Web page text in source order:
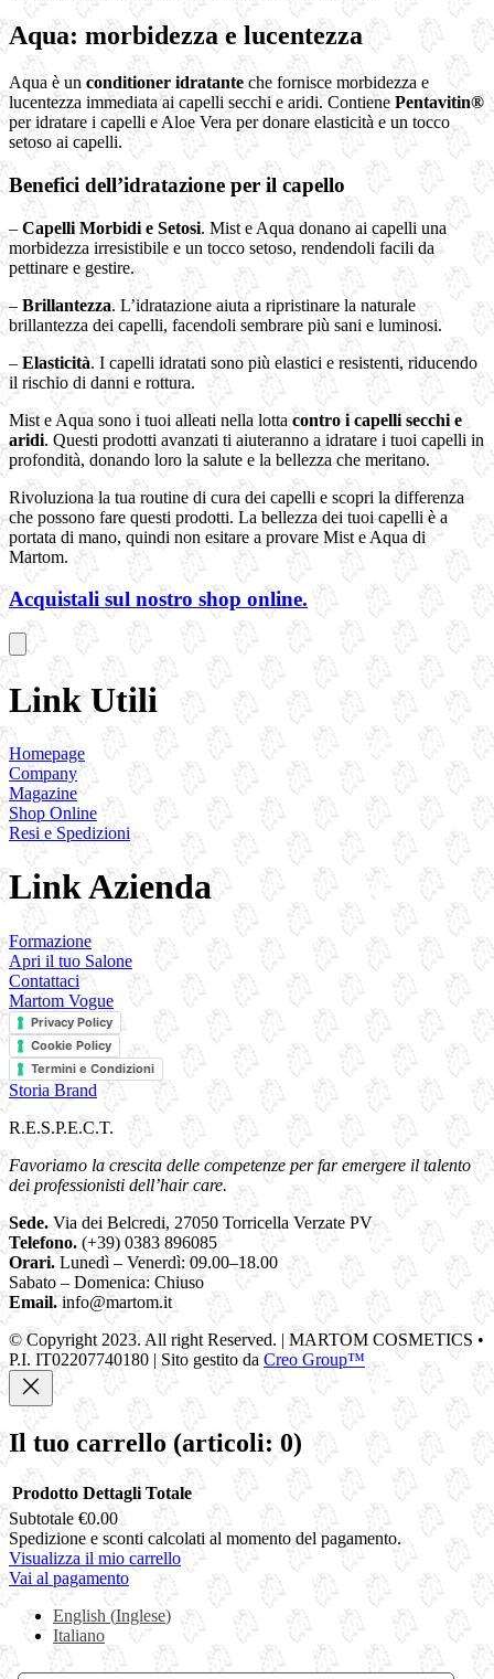
Aqua: morbidezza e lucentezza
Aqua è un conditioner idratante che fornisce morbidezza e
lucentezza immediata ai capelli secchi e aridi. Contiene Pentavitin®
per idratare i capelli e Aloe Vera per donare elasticità e un tocco
setoso ai capelli.
Benefici dell’idratazione per il capello
– Capelli Morbidi e Setosi. Mist e Aqua donano ai capelli una
morbidezza irresistibile e un tocco setoso, rendendoli facili da
pettinare e gestire.
– Brillantezza. L’idratazione aiuta a ripristinare la naturale
brillantezza dei capelli, facendoli sembrare più sani e luminosi.
– Elasticità. I capelli idratati sono più elastici e resistenti, riducendo
il rischio di danni e rottura.
Mist e Aqua sono i tuoi alleati nella lotta contro i capelli secchi e
aridi. Questi prodotti avanzati ti aiuteranno a idratare i tuoi capelli in
profondità, donando loro la salute e la bellezza che meritano.
Rivoluziona la tua routine di cura dei capelli e scopri la differenza
che possono fare questi prodotti. La bellezza dei tuoi capelli è a
portata di mano, quindi non esitare a provare Mist e Aqua di
Martom.
Acquistali sul nostro shop online.
Link Utili
Homepage
Company
Magazine
Shop Online
Resi e Spedizioni
Link Azienda
Formazione
Apri il tuo Salone
Contattaci
Martom Vogue
Privacy Policy
Cookie Policy
Termini e Condizioni
Storia Brand
R.E.S.P.E.C.T.
Favoriamo la crescita delle competenze per far emergere il talento
dei professionisti dell’hair care.
Sede. Via dei Belcredi, 27050 Torricella Verzate PV
Telefono. (+39) 0383 896085
Orari. Lunedì – Venerdì: 09.00–18.00
Sabato – Domenica: Chiuso
Email. info@martom.it
© Copyright 2023. All right Reserved. | MARTOM COSMETICS •
P.I. IT02207740180 | Sito gestito da Creo Group™
Il tuo carrello (articoli: 0)
Prodotti
nel
carrello
Prodotto Dettagli Totale
Subtotale €0.00
Spedizione e sconti calcolati al momento del pagamento.
Visualizza il mio carrello
Vai al pagamento
English (Inglese)
Italiano